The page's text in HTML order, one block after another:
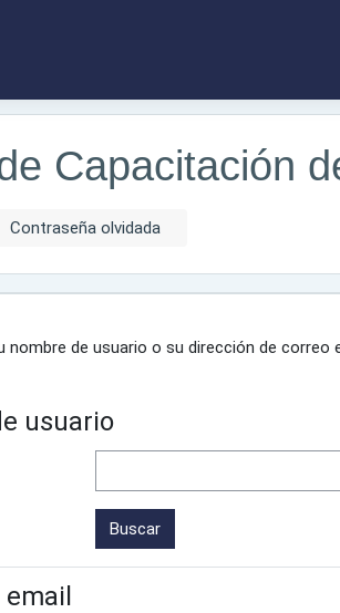
Capacitación
Contraseña olvidada
nombre de usuario o su dirección de
usuario